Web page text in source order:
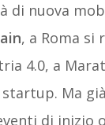
di nuova
, a Roma si
4.0, a
Ma
di inizio